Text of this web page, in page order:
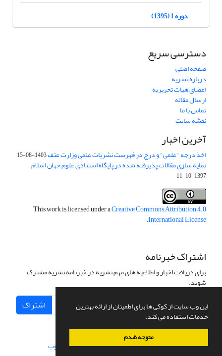
این وب سایت از کوکی ها برای اطمینان از ارائه بهترین
خدمات استفاده می کند.
متوجه شدم
دوره 1 (1395)
دسترسی سریع
صفحه اصلی
درباره نشریه
اعضای هیات تحریریه
ارسال مقاله
تماس با ما
نقشه سایت
آخرین اخبار
اخذ درجه "علمی" و درج در فهرست نشریات علمی وزارت عتف1403-08-15
نمایه سازی مقالات پذیرفته شده در پایگاه استنادی علوم جهان اسلام
1397-10-11
This work is licensed under aCreative Commons Attribution 4.0
International License
.
اشتراک خبرنامه
برای دریافت اخبار و اطلاعیه های مهم نشریه در خبرنامه نشریه مشترک
شوید.
اشتراک
سامانه مدیریت نشریات علمی.طراحی و پیاده سازی از سیناوب